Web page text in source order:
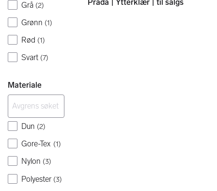
Grå (2)
Grønn (1)
Rød (1)
Svart (7)
Materiale
Dun (2)
Gore-Tex (1)
Nylon (3)
Polyester (3)
Prada | Ytterklær | til salgs